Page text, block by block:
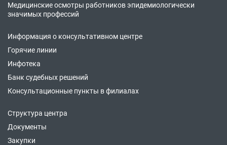
Медицинские осмотры работников эпидемиологически
значимых профессий
Информация о консультативном центре
Горячие линии
Инфотека
Банк судебных решений
Консультационные пункты в филиалах
Структура центра
Документы
Закупки